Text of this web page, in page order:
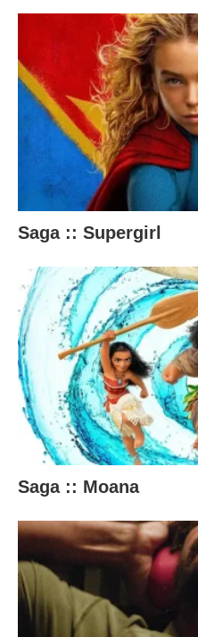
Saga :: Supergirl
Saga :: Moana